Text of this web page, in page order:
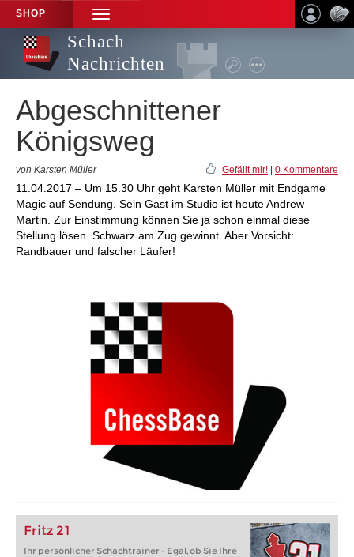
SHOP
TOGGLE
NAVIGATION
Schach
Nachrichten
Abgeschnittener
Königsweg
von Karsten Müller Gefällt mir! 0 Kommentare
11.04.2017 – Um 15.30 Uhr geht Karsten Müller mit Endgame
Magic auf Sendung. Sein Gast im Studio ist heute Andrew
Martin. Zur Einstimmung können Sie ja schon einmal diese
Stellung lösen. Schwarz am Zug gewinnt. Aber Vorsicht:
Randbauer und falscher Läufer!
Fritz 21
Ihr persönlicher Schachtrainer - Egal, ob Sie Ihre